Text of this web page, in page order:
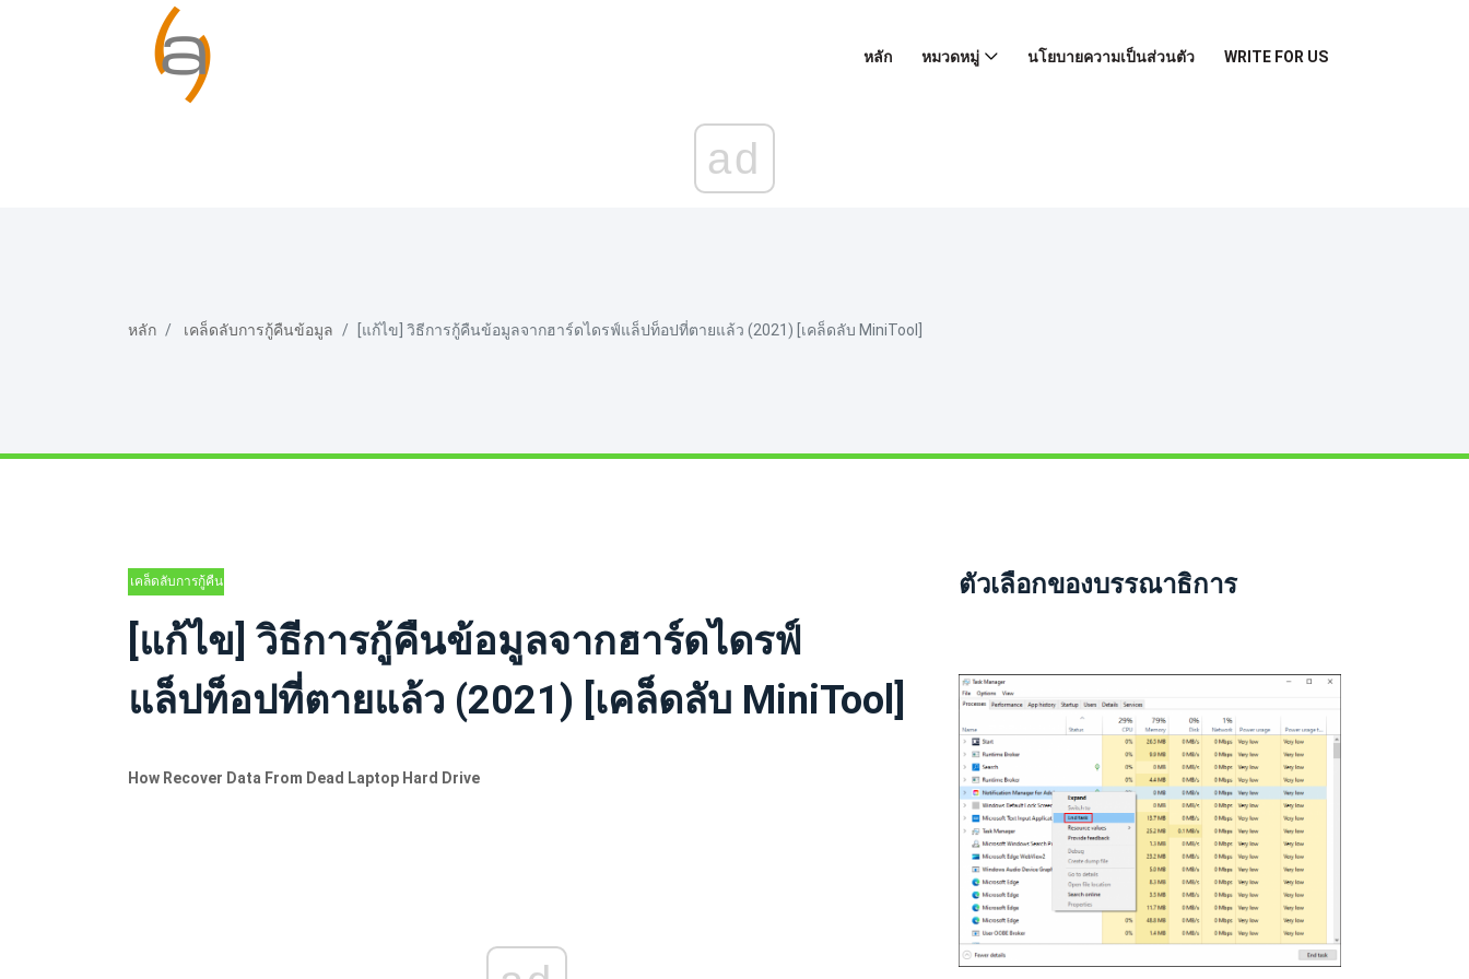
หลัก หมวดหมู่ นโยบายความเป็นส่วนตัว WRITE FOR US
ad
หลัก เคล็ดลับการกู้คืนข้อมูล [แก้ไข] วิธีการกู้คืนข้อมูลจากฮาร์ดไดรฟ์แล็ปท็อปที่ตายแล้ว (2021) [เคล็ดลับ MiniTool]
เคล็ดลับการกู้คืน
[แก้ไข] วิธีการกู้คืนข้อมูลจากฮาร์ดไดรฟ์
แล็ปท็อปที่ตายแล้ว (2021) [เคล็ดลับ MiniTool]
How Recover Data From Dead Laptop Hard Drive
ตัวเลือกของบรรณาธิการ